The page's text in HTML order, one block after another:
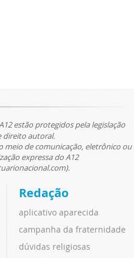
estão protegidos pela legislação
direito autoral.
de comunicação, eletrônico ou
expressa do A12
Redação
aplicativo aparecida
campanha da fraternidade
dúvidas religiosas